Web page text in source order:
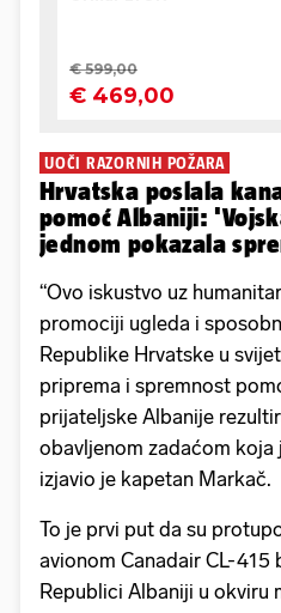
UOČI RAZORNIH POŽARA
Hrvatska poslala
pomoć Albaniji:
jednom pokazala
“Ovo iskustvo uz
promociji ugleda i
Republike Hrvatske u
priprema i spremnost
prijateljske Albanije
obavljenom zadaćom koja
izjavio je kapetan Markač.
To je prvi put da su
avionom Canadair CL-415
Republici Albaniji u okviru